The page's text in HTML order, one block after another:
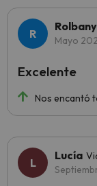
Mayo
Nos encantó
Excelente
Lucía